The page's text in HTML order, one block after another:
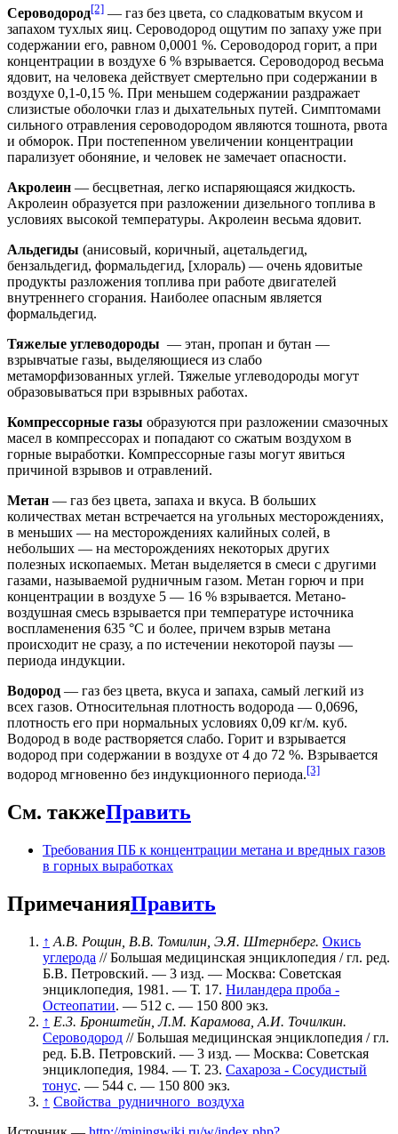
Сероводород[2] — газ без цвета, со сладковатым вкусом и
запахом тухлых яиц. Сероводород ощутим по запаху уже при
содержании его, равном 0,0001 %. Сероводород горит, а при
концентрации в воздухе 6 % взрывается. Сероводород весьма
ядовит, на человека действует смертельно при содержании в
воздухе 0,1-0,15 %. При меньшем содержании раздражает
слизистые оболочки глаз и дыхательных путей. Симптомами
сильного отравления сероводородом являются тошнота, рвота
и обморок. При постепенном увеличении концентрации
парализует обоняние, и человек не замечает опасности.
Акролеин — бесцветная, легко испаряющаяся жидкость.
Акролеин образуется при разложении дизельного топлива в
условиях высокой температуры. Акролеин весьма ядовит.
Альдегиды (анисовый, коричный, ацетальдегид,
бензальдегид, формальдегид, [хлораль) — очень ядовитые
продукты разложения топлива при работе двигателей
внутреннего сгорания. Наиболее опасным является
формальдегид.
Тяжелые углеводороды — этан, пропан и бутан —
взрывчатые газы, выделяющиеся из слабо
метаморфизованных углей. Тяжелые углеводороды могут
образовываться при взрывных работах.
Компрессорные газы образуются при разложении смазочных
масел в компрессорах и попадают со сжатым воздухом в
горные выработки. Компрессорные газы могут явиться
причиной взрывов и отравлений.
Метан — газ без цвета, запаха и вкуса. В больших
количествах метан встречается на угольных месторождениях,
в меньших — на месторождениях калийных солей, в
небольших — на месторождениях некоторых других
полезных ископаемых. Метан выделяется в смеси с другими
газами, называемой рудничным газом. Метан горюч и при
концентрации в воздухе 5 — 16 % взрывается. Метано-
воздушная смесь взрывается при температуре источника
воспламенения 635 °С и более, причем взрыв метана
происходит не сразу, а по истечении некоторой паузы —
периода индукции.
Водород — газ без цвета, вкуса и запаха, самый легкий из
всех газов. Относительная плотность водорода — 0,0696,
плотность его при нормальных условиях 0,09 кг/м. куб.
Водород в воде растворяется слабо. Горит и взрывается
водород при содержании в воздухе от 4 до 72 %. Взрывается
водород мгновенно без индукционного периода.[3]
См. такжеПравить
Требования ПБ к концентрации метана и вредных газов
в горных выработках
ПримечанияПравить
↑ А.В. Рощин, В.В. Томилин, Э.Я. Штернберг. Окись
углерода // Большая медицинская энциклопедия / гл. ред.
Б.В. Петровский. — 3 изд. — Москва: Советская
энциклопедия, 1981. — Т. 17. Ниландера проба -
Остеопатии. — 512 с. — 150 800 экз.
↑ E.3. Бронштейн, Л.М. Карамова, А.И. Точилкин.
Сероводород // Большая медицинская энциклопедия / гл.
ред. Б.В. Петровский. — 3 изд. — Москва: Советская
энциклопедия, 1984. — Т. 23. Сахароза - Сосудистый
тонус. — 544 с. — 150 800 экз.
↑ Свойства_рудничного_воздуха